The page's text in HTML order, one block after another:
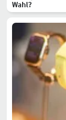
Wahl?